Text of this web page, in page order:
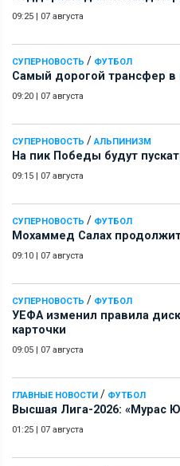
09:25 | 07 августа
СУПЕРНОВОСТЬ / ФУТБОЛ
Самый дорогой трансфер в
09:20 | 07 августа
СУПЕРНОВОСТЬ / АЛЬПИНИЗМ
На пик Победы будут
09:15 | 07 августа
СУПЕРНОВОСТЬ / ФУТБОЛ
Мохаммед Салах
09:10 | 07 августа
СУПЕРНОВОСТЬ / ФУТБОЛ
УЕФА изменил правила
карточки
09:05 | 07 августа
ГЛАВНЫЕ НОВОСТИ / ФУТБОЛ
Высшая Лига-2026: «Мурас
01:25 | 07 августа